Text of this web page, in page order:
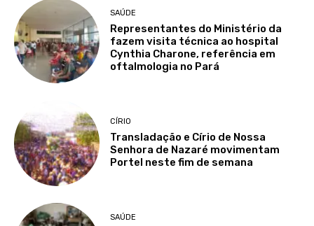
SAÚDE
Representantes do Ministério da
fazem visita técnica ao hospital
Cynthia Charone, referência em
oftalmologia no Pará
CÍRIO
Transladação e Círio de Nossa
Senhora de Nazaré movimentam
Portel neste fim de semana
SAÚDE